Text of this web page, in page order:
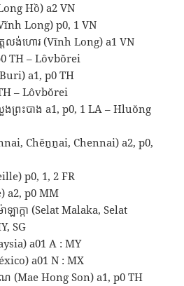
Hồ) a2 VN
Long) p0, 1 VN
លង់ហោរ (Vĩnh Long) a1 VN
TH – Lôvbŏrei
a1, p0 TH
– Lôvbŏrei
ព្រះបាង a1, p0, 1 LA – Hluŏng
Chĕṉṉai, Chennai) a2, p0,
p0, 1, 2 FR
a2, p0 MM
ាក្កា (Selat Malaka, Selat
SG
a01 A : MY
a01 N : MX
(Mae Hong Son) a1, p0 TH